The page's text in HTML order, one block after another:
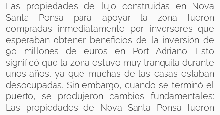
Las propiedades de lujo construidas en Nova
Santa Ponsa para apoyar la zona fueron
compradas inmediatamente por inversores que
esperaban obtener beneficios de la inversión de
90 millones de euros en Port Adriano. Esto
significó que la zona estuvo muy tranquila durante
unos años, ya que muchas de las casas estaban
desocupadas. Sin embargo, cuando se terminó el
puerto, se produjeron cambios fundamentales:
Las propiedades de Nova Santa Ponsa fueron